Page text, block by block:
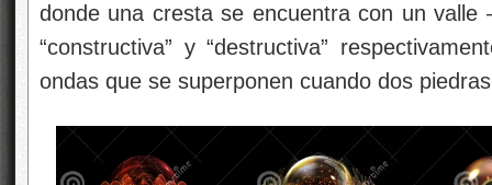
donde una cresta se encuentra con un
“constructiva” y “destructiva”
ondas que se superponen cuando dos